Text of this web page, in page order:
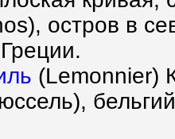
остров в
(Lemonnier)